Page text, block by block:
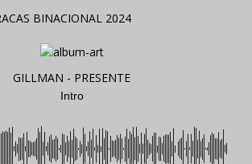
GILLMAN - PRESENTE
Intro